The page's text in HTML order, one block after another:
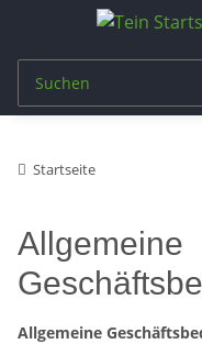
Startseite
Allgemeine
Allgemeine